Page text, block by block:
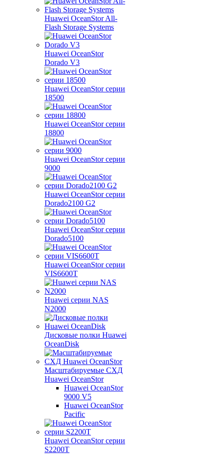
Huawei OceanStor All-
Flash Storage Systems
Huawei OceanStor
Dorado V3
Huawei OceanStor серии
18500
Huawei OceanStor серии
18800
Huawei OceanStor серии
9000
Huawei OceanStor серии
Dorado2100 G2
Huawei OceanStor серии
Dorado5100
Huawei OceanStor серии
VIS6600T
Huawei серии NAS
N2000
Дисковые полки Huawei
OceanDisk
Масштабируемые СХД
Huawei OceanStor
Huawei OceanStor
9000 V5
Huawei OceanStor
Pacific
Huawei OceanStor серии
S2200T